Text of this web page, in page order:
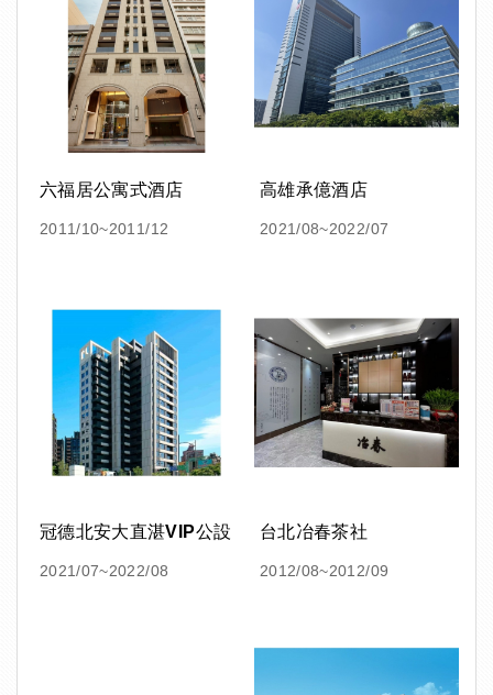
六福居公寓式酒店
2011/10~2011/12
高雄承億酒店
2021/08~2022/07
冠德北安大直湛VIP公設
2021/07~2022/08
台北冶春茶社
2012/08~2012/09